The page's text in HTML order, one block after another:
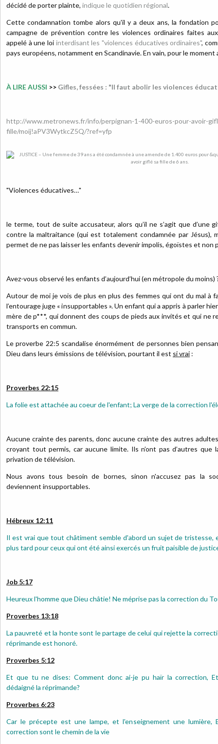
décidé de porter plainte, indique le quotidien régional.
Cette condamnation tombe alors qu'il y a deux ans, la fondation
campagne de prévention contre les violences ordinaires faites
appelé à une loi interdisant les "violences éducatives ordinaires",
pays européens, notamment en Scandinavie. En vain, pour le
À LIRE AUSSI >> Gifles, fessées : "Il faut abolir les violences
http://www.metronews.fr/info/perpignan-1-400-euros-pour-avoir-
fille/moij!aPV3WytkcZ5Q/?ref=yfp
"Violences éducatives…"
le terme, tout de suite accusateur, alors qu’il ne s’agit que d’une
contre la maltraitance (qui est totalement condamnée par Jésus),
permet de ne pas laisser les enfants devenir impolis, égoïstes et non
Avez-vous observé les enfants d’aujourd’hui (en métropole du moins)
Autour de moi je vois de plus en plus des femmes qui ont du mal à
l’entourage juge « insupportables ». Un enfant qui a appris à parler
mère de p***, qui donnent des coups de pieds aux invités et qui ne
transports en commun.
Le proverbe 22:5 scandalise énormément de personnes bien
Dieu dans leurs émissions de télévision, pourtant il est si vrai :
Proverbes 22:15
La folie est attachée au coeur de l'enfant; La verge de la correction
Aucune crainte des parents, donc aucune crainte des autres
croyant tout permis, car aucune limite. Ils n’ont pas d’autres que
privation de télévision.
Nous avons tous besoin de bornes, sinon n'accusez pas la
deviennent insupportables.
Hébreux 12:11
Il est vrai que tout châtiment semble d'abord un sujet de tristesse,
plus tard pour ceux qui ont été ainsi exercés un fruit paisible de
Job 5:17
Heureux l'homme que Dieu châtie! Ne méprise pas la correction du
Proverbes 13:18
La pauvreté et la honte sont le partage de celui qui rejette la
réprimande est honoré.
Proverbes 5:12
Et que tu ne dises: Comment donc ai-je pu haïr la correction,
dédaigné la réprimande?
Proverbes 6:23
Car le précepte est une lampe, et l'enseignement une lumière,
correction sont le chemin de la vie